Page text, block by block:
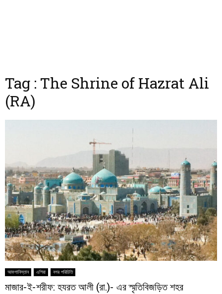
Tag : The Shrine of Hazrat Ali
(RA)
আফগানিস্তান এশিয়া নগর পরিচিতি
মাজার-ই-শরীফ: হযরত আলী (রা.)- এর স্মৃতিবিজড়িত শহর